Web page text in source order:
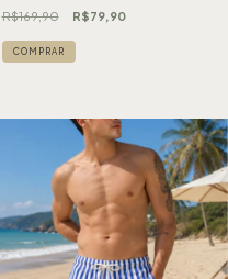
R$169,90 R$79,90
COMPRAR